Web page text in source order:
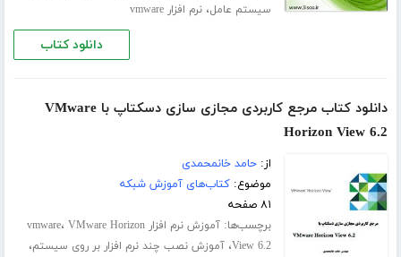
سیستم عامل،نرم افزار vmware
دانلود کتاب
دانلود کتاب مرجع کاربردی مجازی سازی دسکتاپ با VMware
Horizon View 6.2
از:حامد خانمحمدی
موضوع:کتاب‌های آموزش شبکه
۸۱ صفحه
برچسب‌ها:آموزش نرم افزار vmware ، VMware Horizon
View 6.2،آموزش نصب چند نرم افزار بر روی سیستم،